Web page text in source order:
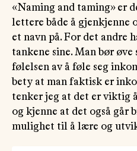
«Naming and taming» er
lettere både å gjenkjenne
et navn på. For det andre
tankene sine. Man bør øve
følelsen av å føle seg
bety at man faktisk er
tenker jeg at det er viktig
og kjenne at det også går
mulighet til å lære og